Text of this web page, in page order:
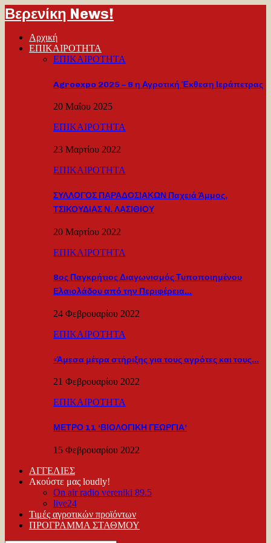
Βερενίκη News!
Αρχική
ΕΠΙΚΑΙΡΟΤΗΤΑ
ΕΠΙΚΑΙΡΟΤΗΤΑ
Agroexpo 2025 – 6 η Αγροτική Έκθεση Ιεράπετρας
20 Μαΐου 2025
ΕΠΙΚΑΙΡΟΤΗΤΑ
23 Μαρτίου 2022
ΕΠΙΚΑΙΡΟΤΗΤΑ
ΣΥΛΛΟΓΟΣ ΠΑΡΑΔΟΣΙΑΚΩΝ Παχειά Άμμος,
ΤΣΙΚΟΥΔΙΑΣ Ν. ΛΑΣΙΘΙΟΥ
20 Μαρτίου 2022
ΕΠΙΚΑΙΡΟΤΗΤΑ
8ος Παγκρήτιος Διαγωνισμός Τυποποιημένου
Ελαιολάδου από την Περιφέρεια…
24 Φεβρουαρίου 2022
ΕΠΙΚΑΙΡΟΤΗΤΑ
«Άμεσα μέτρα στήριξης για τους αγρότες και τους…
21 Φεβρουαρίου 2022
ΕΠΙΚΑΙΡΟΤΗΤΑ
ΜΕΤΡΟ 11 ‘ΒΙΟΛΟΓΙΚΗ ΓΕΩΡΓΙΑ’
15 Φεβρουαρίου 2022
ΑΓΓΕΛΙΕΣ
Ακούστε μας loudly!
On air radio vereniki 89.5
live24
Τιμές αγροτικών προϊόντων
ΠΡΟΓΡΑΜΜΑ ΣΤΑΘΜΟΥ